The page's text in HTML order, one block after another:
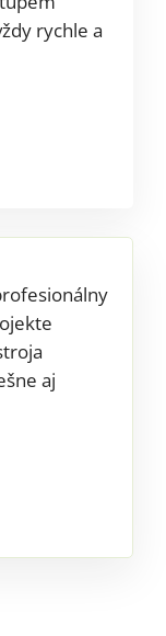
rychle a
aj